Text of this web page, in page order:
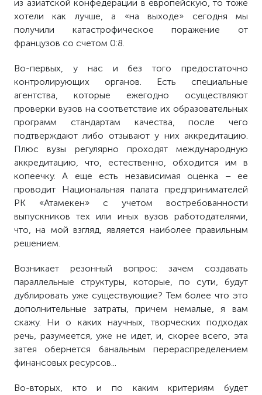
из азиатской конфедерации в европейскую, то тоже
хотели как лучше, а «на выходе» сегодня мы
получили катастрофическое поражение от
французов со счетом 0:8.
Во-первых, у нас и без того предостаточно
контролирующих органов. Есть специальные
агентства, которые ежегодно осуществляют
проверки вузов на соответствие их образовательных
программ стандартам качества, после чего
подтверждают либо отзывают у них аккредитацию.
Плюс вузы регулярно проходят международную
аккредитацию, что, естественно, обходится им в
копеечку. А еще есть независимая оценка – ее
проводит Национальная палата предпринимателей
РК «Атамекен» с учетом востребованности
выпускников тех или иных вузов работодателями,
что, на мой взгляд, является наиболее правильным
решением.
Возникает резонный вопрос: зачем создавать
параллельные структуры, которые, по сути, будут
дублировать уже существующие? Тем более что это
дополнительные затраты, причем немалые, я вам
скажу. Ни о каких научных, творческих подходах
речь, разумеется, уже не идет, и, скорее всего, эта
затея обернется банальным перераспределением
финансовых ресурсов...
Во-вторых, кто и по каким критериям будет